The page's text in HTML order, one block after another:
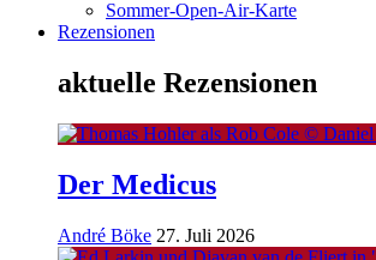
Sommer-Open-Air-Karte
Rezensionen
aktuelle Rezensionen
Der Medicus
André Böke 27. Juli 2026